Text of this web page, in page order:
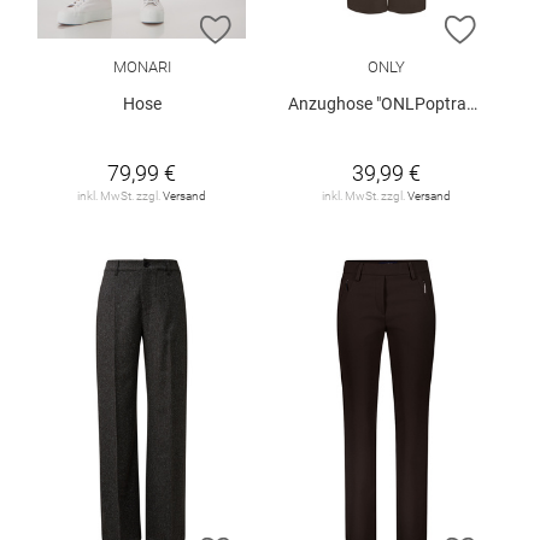
ZUR WUNSCHLISTE HINZUFÜGEN
MONARI
Hose
79,99 €
inkl. MwSt. zzgl. Versand
ZUR
ONLY
Anzughose "ONLPoptrash"
39,99 €
inkl. MwSt. zzgl. Versand